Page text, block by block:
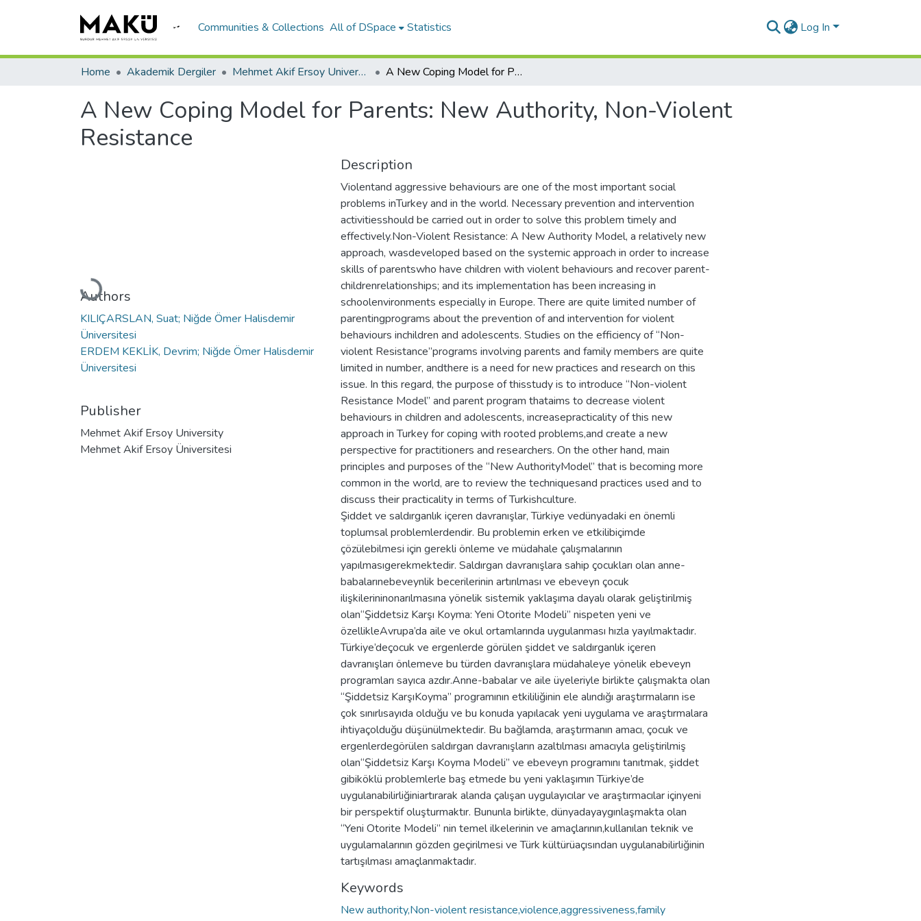
Communities & Collections All of DSpace Statistics Log In
Home Akademik Dergiler Mehmet Akif Ersoy University Journal of Education Faculty A New Coping Model for Parents: New Authority, Non-Violent Resistance
A New Coping Model for Parents: New Authority, Non-Violent
Resistance
Loading...
Authors
KILIÇARSLAN, Suat; Niğde Ömer Halisdemir
Üniversitesi
ERDEM KEKLİK, Devrim; Niğde Ömer Halisdemir
Üniversitesi
Publisher
Mehmet Akif Ersoy University
Mehmet Akif Ersoy Üniversitesi
Description
Violentand aggressive behaviours are one of the most important social
problems inTurkey and in the world. Necessary prevention and intervention
activitiesshould be carried out in order to solve this problem timely and
effectively.Non-Violent Resistance: A New Authority Model, a relatively new
approach, wasdeveloped based on the systemic approach in order to increase
skills of parentswho have children with violent behaviours and recover parent-
childrenrelationships; and its implementation has been increasing in
schoolenvironments especially in Europe. There are quite limited number of
parentingprograms about the prevention of and intervention for violent
behaviours inchildren and adolescents. Studies on the efficiency of “Non-
violent Resistance”programs involving parents and family members are quite
limited in number, andthere is a need for new practices and research on this
issue. In this regard, the purpose of thisstudy is to introduce “Non-violent
Resistance Model” and parent program thataims to decrease violent
behaviours in children and adolescents, increasepracticality of this new
approach in Turkey for coping with rooted problems,and create a new
perspective for practitioners and researchers. On the other hand, main
principles and purposes of the “New AuthorityModel” that is becoming more
common in the world, are to review the techniquesand practices used and to
discuss their practicality in terms of Turkishculture.
Şiddet ve saldırganlık içeren davranışlar, Türkiye vedünyadaki en önemli
toplumsal problemlerdendir. Bu problemin erken ve etkilibiçimde
çözülebilmesi için gerekli önleme ve müdahale çalışmalarının
yapılmasıgerekmektedir. Saldırgan davranışlara sahip çocukları olan anne-
babalarınebeveynlik becerilerinin artırılması ve ebeveyn çocuk
ilişkilerininonarılmasına yönelik sistemik yaklaşıma dayalı olarak geliştirilmiş
olan“Şiddetsiz Karşı Koyma: Yeni Otorite Modeli” nispeten yeni ve
özellikleAvrupa’da aile ve okul ortamlarında uygulanması hızla yayılmaktadır.
Türkiye’deçocuk ve ergenlerde görülen şiddet ve saldırganlık içeren
davranışları önlemeve bu türden davranışlara müdahaleye yönelik ebeveyn
programları sayıca azdır.Anne-babalar ve aile üyeleriyle birlikte çalışmakta olan
“Şiddetsiz KarşıKoyma” programının etkililiğinin ele alındığı araştırmaların ise
çok sınırlısayıda olduğu ve bu konuda yapılacak yeni uygulama ve araştırmalara
ihtiyaçolduğu düşünülmektedir. Bu bağlamda, araştırmanın amacı, çocuk ve
ergenlerdegörülen saldırgan davranışların azaltılması amacıyla geliştirilmiş
olan“Şiddetsiz Karşı Koyma Modeli” ve ebeveyn programını tanıtmak, şiddet
gibiköklü problemlerle baş etmede bu yeni yaklaşımın Türkiye’de
uygulanabilirliğiniartırarak alanda çalışan uygulayıcılar ve araştırmacılar içinyeni
bir perspektif oluşturmaktır. Bununla birlikte, dünyadayaygınlaşmakta olan
“Yeni Otorite Modeli” nin temel ilkelerinin ve amaçlarının,kullanılan teknik ve
uygulamalarının gözden geçirilmesi ve Türk kültürüaçısından uygulanabilirliğinin
tartışılması amaçlanmaktadır.
Keywords
New authority,Non-violent resistance,violence,aggressiveness,family